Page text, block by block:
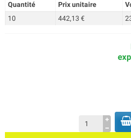
Quantité Prix unitaire
10
442,13 €